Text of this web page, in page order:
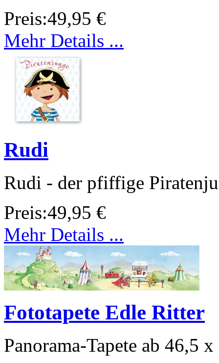
Preis:49,95 €
Mehr Details ...
Rudi
Rudi - der pfiffige
Preis:49,95 €
Mehr Details ...
Fototapete Edle Ritter
Panorama-Tapete ab 46,5